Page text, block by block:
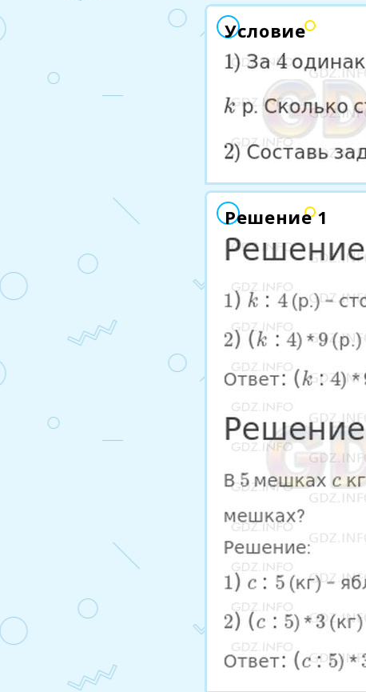
Условие
Решение 1